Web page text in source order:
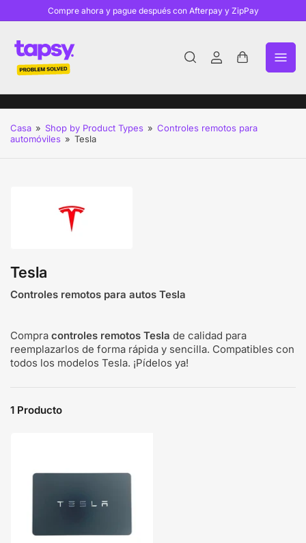
Compre ahora y pague después con Afterpay y ZipPay
IniciarAbrir
cesta
Casa » Shop by Product Types » Controles remotos para
automóviles » Tesla
Tesla
Controles remotos para autos Tesla
Compra controles remotos Tesla de calidad para
reemplazarlos de forma rápida y sencilla. Compatibles con
todos los modelos Tesla. ¡Pídelos ya!
1 Producto